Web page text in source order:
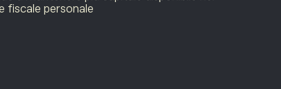
fiscale personale